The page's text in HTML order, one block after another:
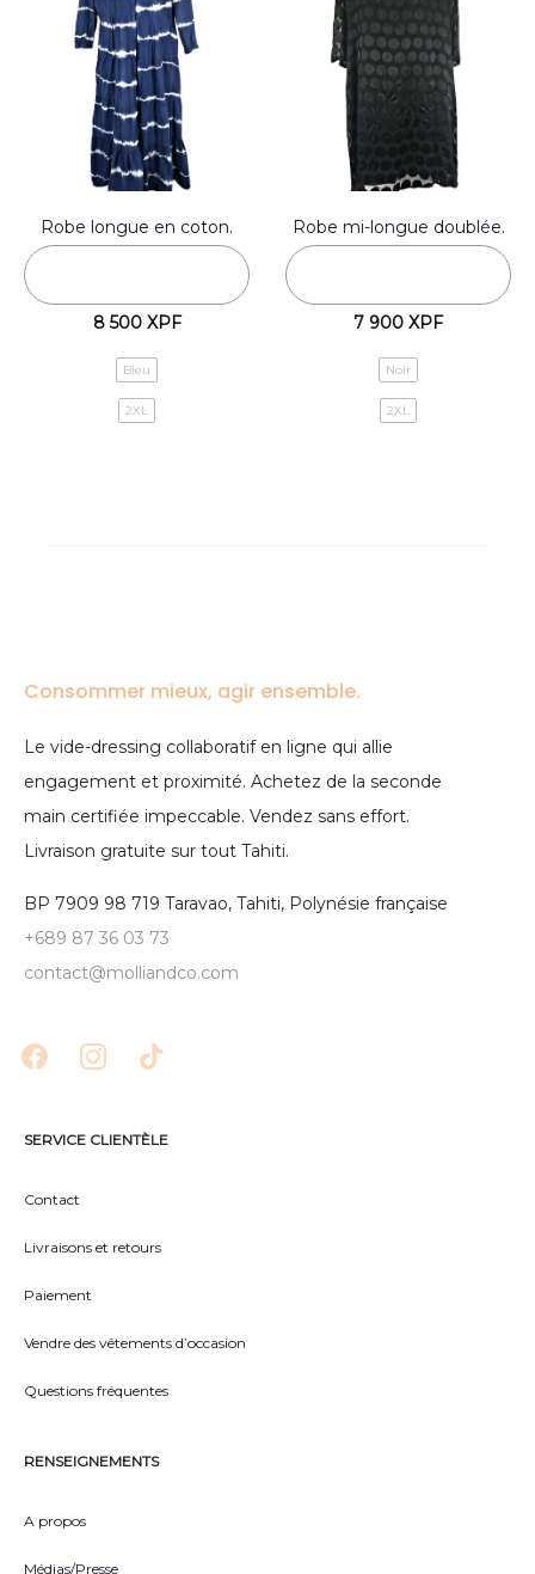
Robe longue en coton.
8 500 XPF
Bleu
2XL
Robe mi-longue doublée.
7 900 XPF
Noir
2XL
Consommer mieux, agir ensemble.
Le vide-dressing collaboratif en ligne qui allie
engagement et proximité. Achetez de la seconde
main certifiée impeccable. Vendez sans effort.
Livraison gratuite sur tout Tahiti.
BP 7909 98 719 Taravao, Tahiti, Polynésie française
+689 87 36 03 73
contact@molliandco.com
SERVICE CLIENTÈLE
Contact
Livraisons et retours
Paiement
Vendre des vêtements d’occasion
Questions fréquentes
RENSEIGNEMENTS
A propos
Médias/Presse